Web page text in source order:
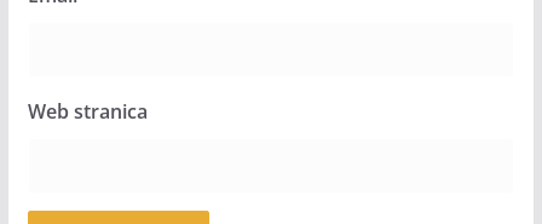
Web stranica